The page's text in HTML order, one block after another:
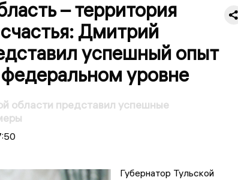
– территория
Дмитрий
успешный опыт
уровне
области представил успешные
Губернатор Тульской